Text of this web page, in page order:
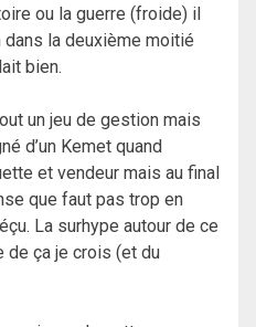
ou la guerre (froide) il
la deuxième moitié
bien.
un jeu de gestion mais
d’un Kemet quand
et vendeur mais au final
que faut pas trop en
La surhype autour de ce
de ça je crois (et du